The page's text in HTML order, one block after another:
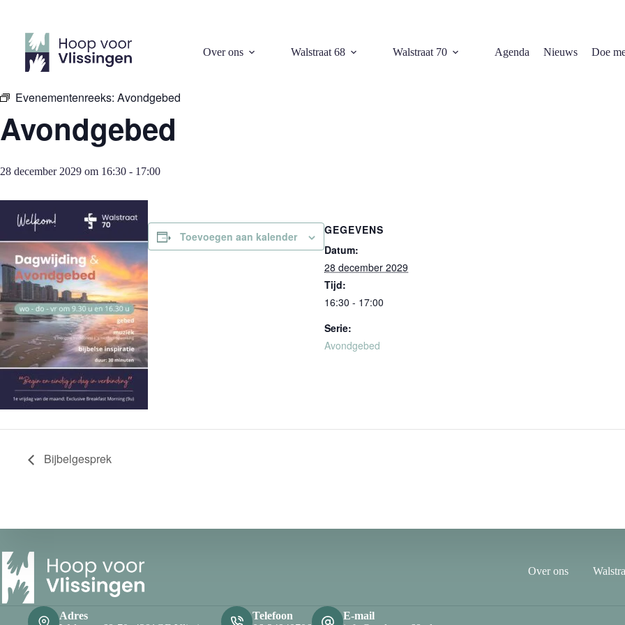
inhoud
Over ons Walstraat 68 Walstraat 70 Agenda Nieuws Doe
« Alle Evenementen
Evenementenreeks: Avondgebed
Avondgebed
28 december 2029 om 16:30 - 17:00
Toevoegen aan kalender
GEGEVENS
Datum:
28 december 2029
Tijd:
16:30 - 17:00
Serie:
Avondgebed
Bijbelgesprek
Over ons
Adres
Telefoon
E-mail